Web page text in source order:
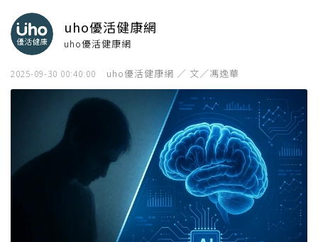
uho優活健康網
uho優活健康網
2025-09-30 00:40:00 uho優活健康網 ／ 文／馮逸華